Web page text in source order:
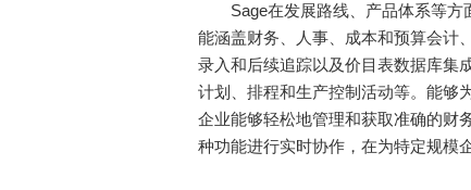
Sage在发展路线、产品体系等方
能涵盖财务、人事、成本和预算会计
录入和后续追踪以及价目表数据库集
计划、排程和生产控制活动等。能够
企业能够轻松地管理和获取准确的财
种功能进行实时协作，在为特定规模